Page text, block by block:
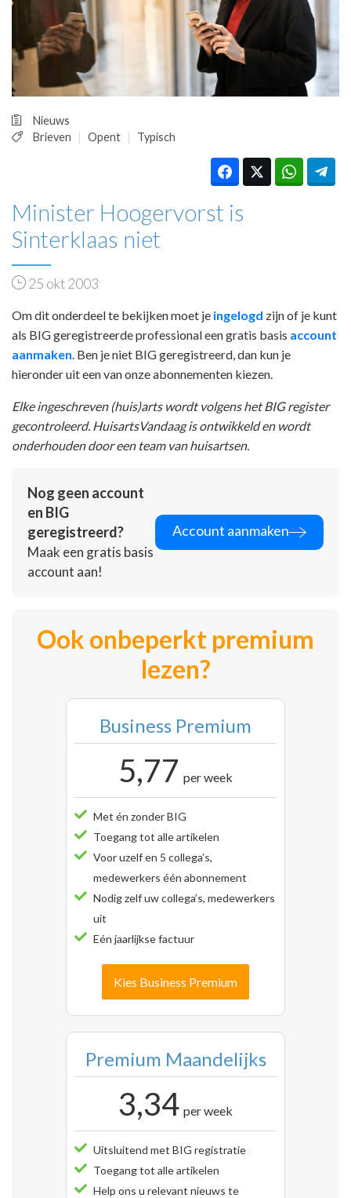
PRAKTIJKZAKEN
TARIEVEN
VPHUISARTSEN
MEDISCHE VAKHANDEL
REGISTRATIE
Nieuws
Brieven
Opent Typisch
Minister Hoogervorst is
Sinterklaas niet
25 okt 2003
Om dit onderdeel te bekijken moet je ingelogd zijn of je kunt
als BIG geregistreerde professional een gratis basis account
aanmaken . Ben je niet BIG geregistreerd, dan kun je
hieronder uit een van onze abonnementen kiezen.
Elke ingeschreven (huis)arts wordt volgens het BIG register
gecontroleerd. HuisartsVandaag is ontwikkeld en wordt
onderhouden door een team van huisartsen.
Nog geen account
en BIG
geregistreerd?
Maak een gratis basis
account aan!
Account aanmaken
Ook onbeperkt premium
lezen?
Business Premium
5,77 per week
Met én zonder BIG
Toegang tot alle artikelen
Voor uzelf en 5 collega’s,
medewerkers één abonnement
Nodig zelf uw collega’s, medewerkers
uit
Eén jaarlijkse factuur
Kies Business Premium
Premium Maandelijks
3,34 per week
Uitsluitend met BIG registratie
Toegang tot alle artikelen
Help ons u relevant nieuws te